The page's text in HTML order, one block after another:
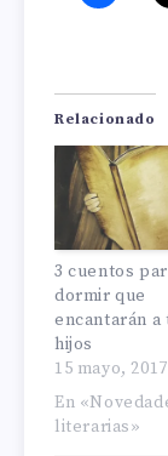
Relacionado
3 cuentos
dormir que
encantarán a
hijos
15 mayo, 2017
En
literarias»